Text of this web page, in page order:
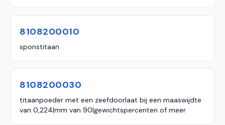
8108200010
sponstitaan
8108200030
titaanpoeder met een zeefdoorlaat bij een maaswijdte
van 0,224|mm van 90|gewichtspercenten of meer